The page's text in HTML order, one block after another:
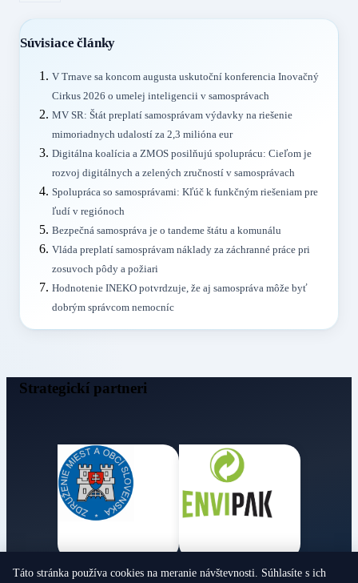
Súvisiace články
V Trnave sa koncom augusta uskutoční konferencia Inovačný
Cirkus 2026 o umelej inteligencii v samosprávach
MV SR: Štát preplatí samosprávam výdavky na riešenie
mimoriadnych udalostí za 2,3 milióna eur
Digitálna koalícia a ZMOS posilňujú spoluprácu: Cieľom je
rozvoj digitálnych a zelených zručností v samosprávach
Spolupráca so samosprávami: Kľúč k funkčným riešeniam pre
ľudí v regiónoch
Bezpečná samospráva je o tandeme štátu a komunálu
Vláda preplatí samosprávam náklady za záchranné práce pri
zosuvoch pôdy a požiari
Hodnotenie INEKO potvrdzuje, že aj samospráva môže byť
dobrým správcom nemocníc
Strategickí partneri
Táto stránka používa cookies na meranie návštevnosti. Súhlasíte s ich